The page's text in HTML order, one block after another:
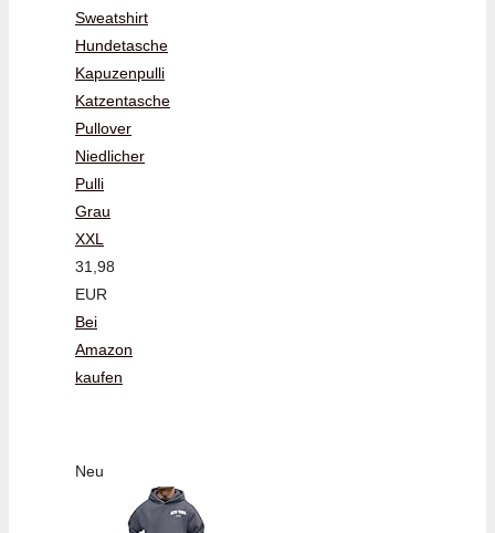
Sweatshirt
Hundetasche
Kapuzenpulli
Katzentasche
Pullover
Niedlicher
Pulli
Grau
XXL
31,98
EUR
Bei
Amazon
kaufen
Neu